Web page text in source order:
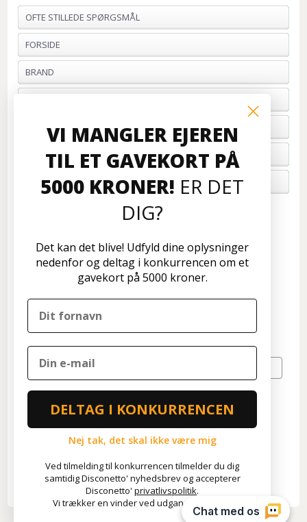
OFTE STILLEDE SPØRGSMÅL
FORSIDE
BRAND
BETALING
FORTRYD ORDRE
OM OS
Formervangen 17
2600 Glostrup
Nyhedsbrev
Fragtfri levering gælder KUN varer, der kan leveres som
standardpakke til GLS pakkeshops.
VI MANGLER EJEREN
TIL ET GAVEKORT PÅ
5000 KRONER! ER DET
DIG?
Det kan det blive! Udfyld dine oplysninger
nedenfor og deltag i konkurrencen om et
gavekort på 5000 kroner.
DELTAG I KONKURRENCEN
Nej tak, det skal ikke være mig
Ved tilmelding til konkurrencen tilmelder du dig
samtidig Disconetto' nyhedsbrev og accepterer
Disconetto' privatlivspolitik.
Vi trækker en vinder ved udgangen af året.